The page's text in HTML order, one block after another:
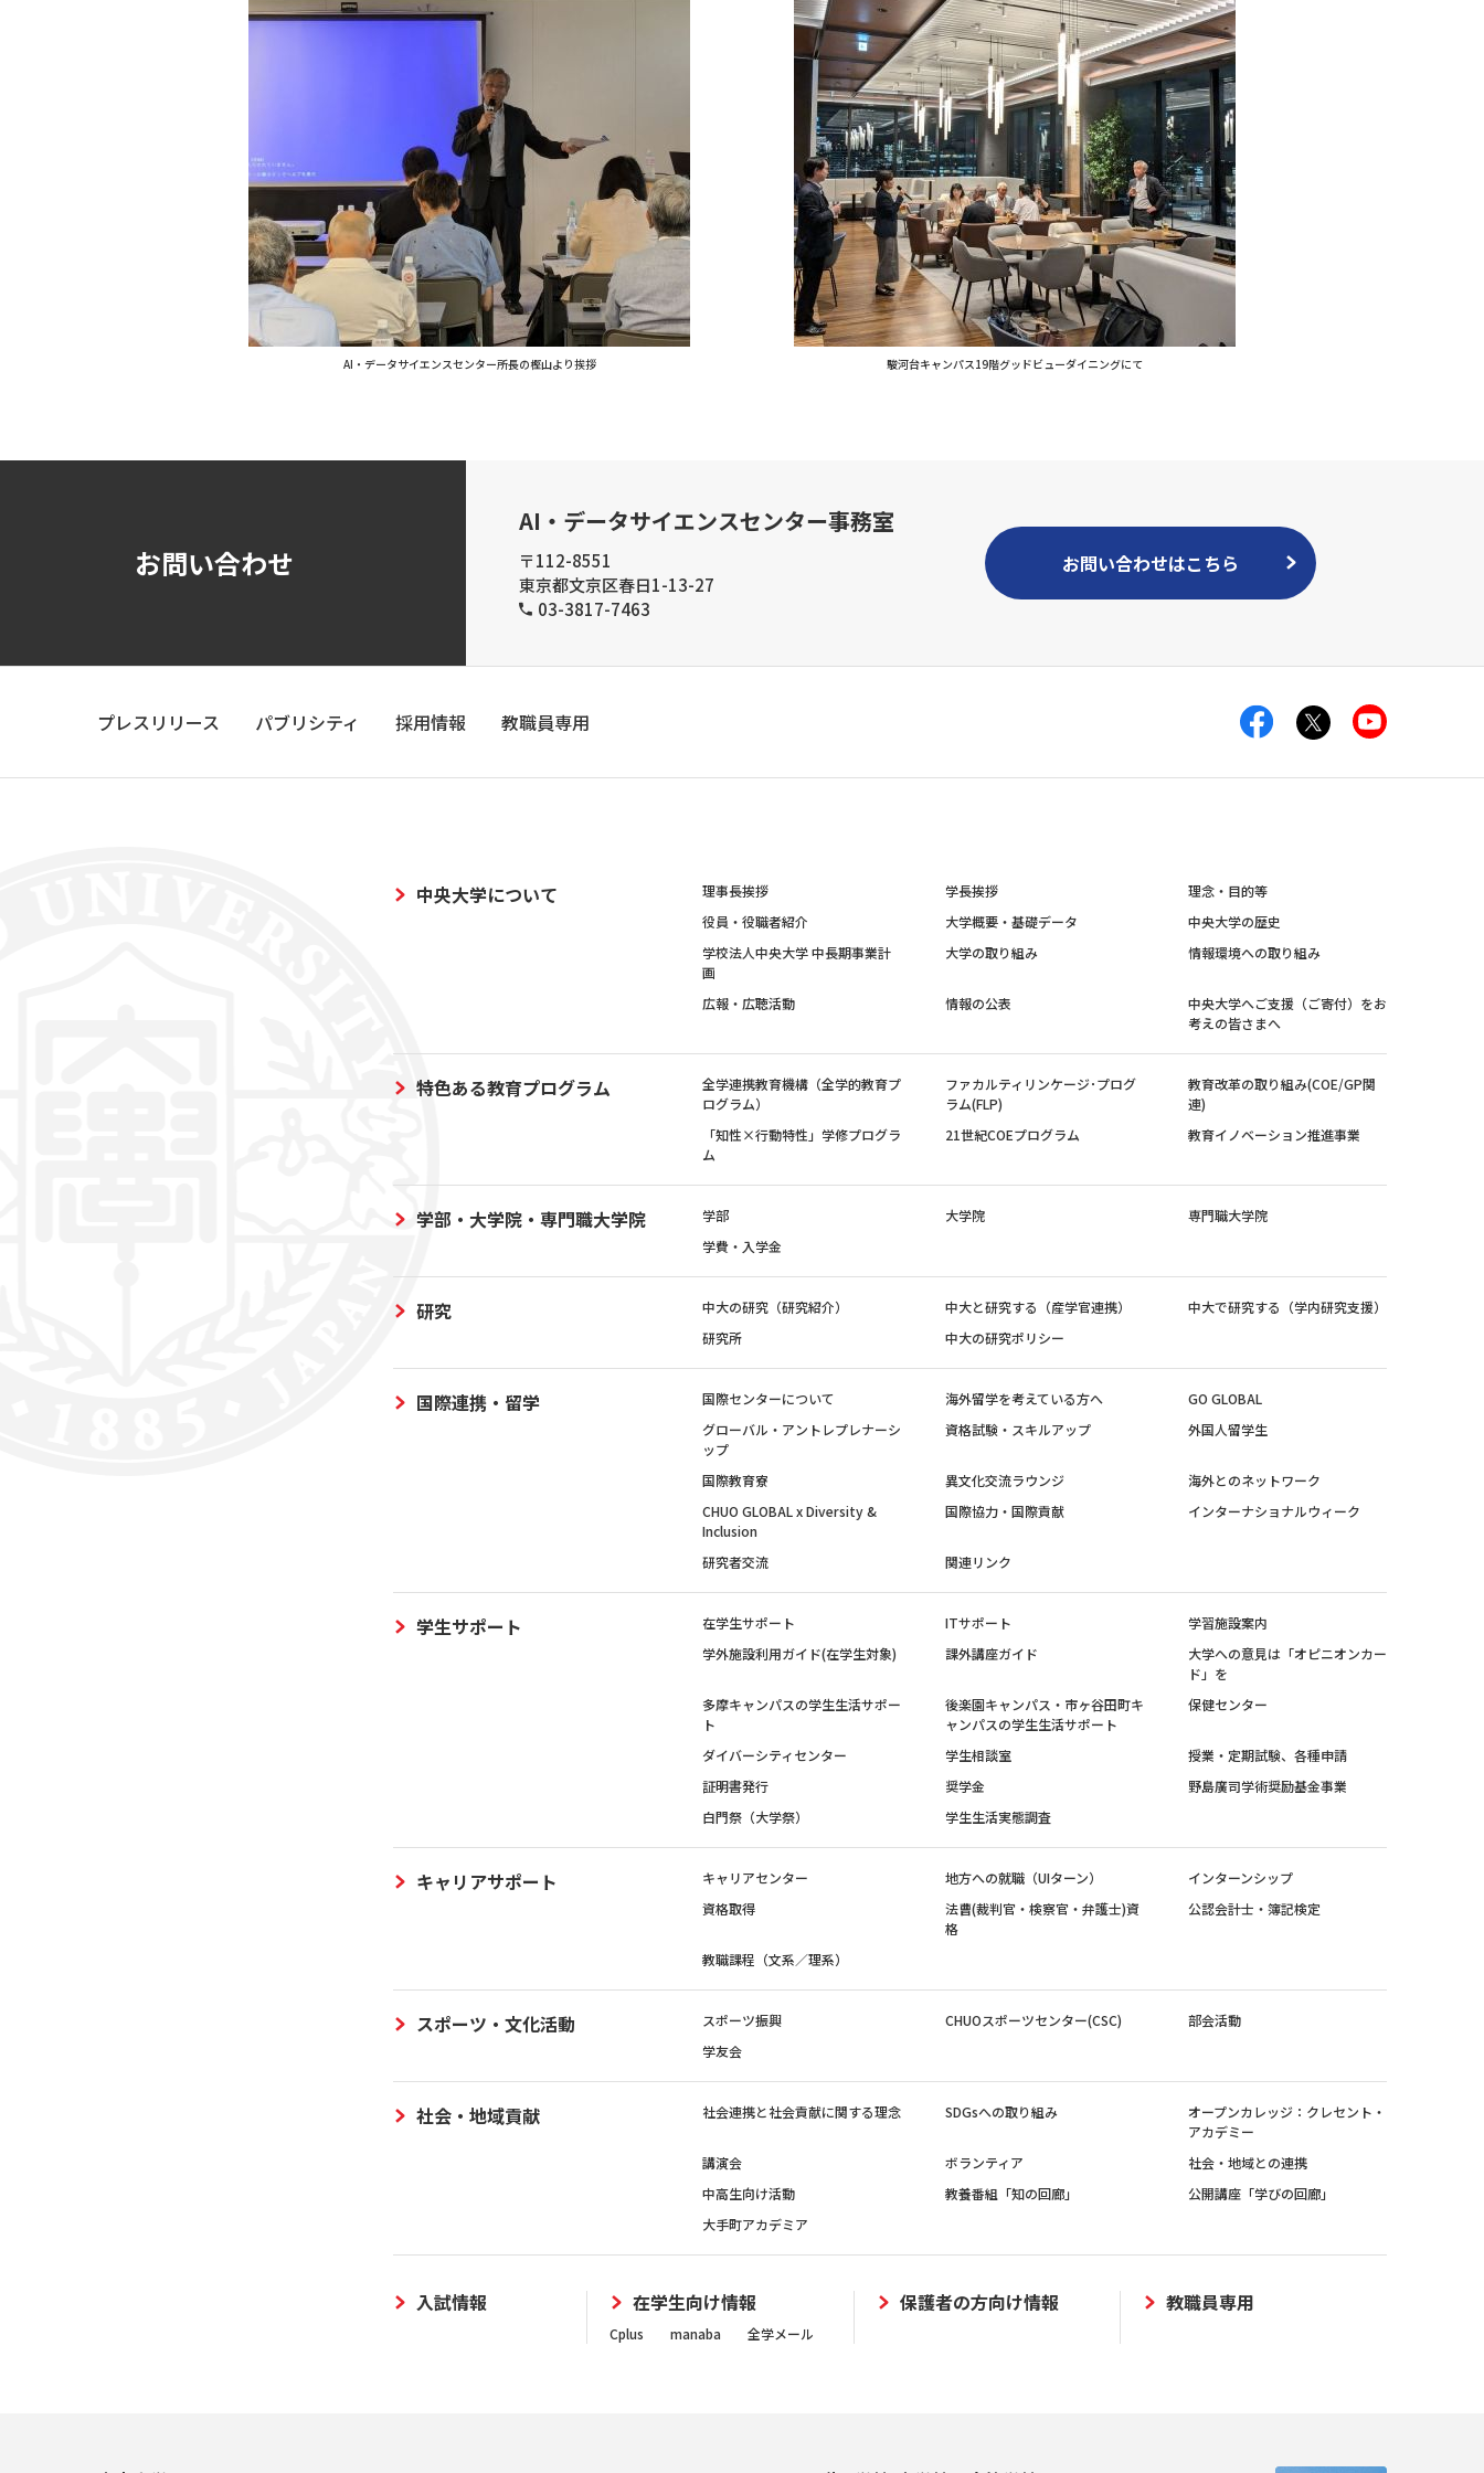
AI・データサイエンスセンター所長の樫山より挨拶 駿河台キャンパス19階グッドビューダイニングにて
お問い合わせ
AI・データサイエンスセンター事務室
〒112-8551
東京都文京区春日1-13-27
03-3817-7463
お問い合わせはこちら
プレスリリース パブリシティ 採用情報 教職員専用
中央大学について 理事長挨拶 学長挨拶
理念・目的等
役員・役職者紹介
大学概要・基礎データ
中央大学の歴史
学校法人中央大学 中長期事業計
画
大学の取り組み 情報環境への取り組み
広報・広聴活動 情報の公表
中央大学へご支援（ご寄付）をお
考えの皆さまへ
特色ある教育プログラム
全学連携教育機構（全学的教育プ
ログラム）
ファカルティリンケージ･プログ
ラム(FLP)
教育改革の取り組み(COE/GP関
連)
「知性×行動特性」学修プログラ
ム
21世紀COEプログラム 教育イノベーション推進事業
学部・大学院・専門職大学院 学部 大学院
専門職大学院
学費・入学金
研究 中大の研究（研究紹介） 中大と研究する（産学官連携）
中大で研究する（学内研究支援）
研究所
中大の研究ポリシー
国際連携・留学 国際センターについて 海外留学を考えている方へ
GO GLOBAL
グローバル・アントレプレナーシ
ップ
資格試験・スキルアップ 外国人留学生
国際教育寮 異文化交流ラウンジ
海外とのネットワーク
CHUO GLOBAL x Diversity &
Inclusion
国際協力・国際貢献 インターナショナルウィーク
研究者交流 関連リンク
学生サポート 在学生サポート ITサポート
学習施設案内
学外施設利用ガイド(在学生対象)
課外講座ガイド
大学への意見は「オピニオンカー
ド」を
多摩キャンパスの学生生活サポー
ト
後楽園キャンパス・市ヶ谷田町キ
ャンパスの学生生活サポート
保健センター
ダイバーシティセンター 学生相談室
授業・定期試験、各種申請
証明書発行
奨学金
野島廣司学術奨励基金事業
白門祭（大学祭）
学生生活実態調査
キャリアサポート キャリアセンター 地方への就職（UIターン）
インターンシップ
資格取得
法曹(裁判官・検察官・弁護士)資
格
公認会計士・簿記検定
教職課程（文系／理系）
スポーツ・文化活動 スポーツ振興 CHUOスポーツセンター(CSC)
部会活動
学友会
社会・地域貢献 社会連携と社会貢献に関する理念 SDGsへの取り組み
オープンカレッジ：クレセント・
アカデミー
講演会
ボランティア
社会・地域との連携
中高生向け活動
教養番組「知の回廊」
公開講座「学びの回廊」
大手町アカデミア
入試情報 在学生向け情報
Cplus manaba 全学メール
保護者の方向け情報 教職員専用